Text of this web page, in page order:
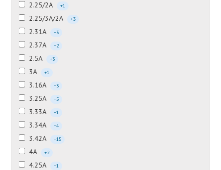
2.25/2А +1
2.25/3А/2А +3
2.31А +3
2.37А +2
2.5А +3
3А +1
3.16А +3
3.25А +5
3.33А +1
3.34А +4
3.42А +15
4А +2
4.25А +1